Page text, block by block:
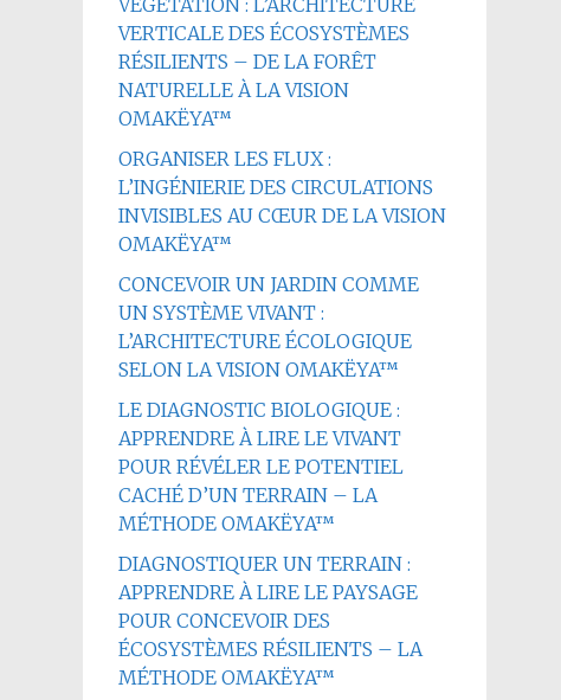
VÉGÉTATION : L’ARCHITECTURE
VERTICALE DES ÉCOSYSTÈMES
RÉSILIENTS – DE LA FORÊT
NATURELLE À LA VISION
OMAKËYA™
ORGANISER LES FLUX :
L’INGÉNIERIE DES CIRCULATIONS
INVISIBLES AU CŒUR DE LA VISION
OMAKËYA™
CONCEVOIR UN JARDIN COMME
UN SYSTÈME VIVANT :
L’ARCHITECTURE ÉCOLOGIQUE
SELON LA VISION OMAKËYA™
LE DIAGNOSTIC BIOLOGIQUE :
APPRENDRE À LIRE LE VIVANT
POUR RÉVÉLER LE POTENTIEL
CACHÉ D’UN TERRAIN – LA
MÉTHODE OMAKËYA™
DIAGNOSTIQUER UN TERRAIN :
APPRENDRE À LIRE LE PAYSAGE
POUR CONCEVOIR DES
ÉCOSYSTÈMES RÉSILIENTS – LA
MÉTHODE OMAKËYA™